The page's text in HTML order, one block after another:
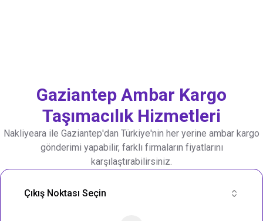
Gaziantep Ambar Kargo
Taşımacılık Hizmetleri
Nakliyeara ile Gaziantep'dan Türkiye'nin her yerine ambar kargo
gönderimi yapabilir, farklı firmaların fiyatlarını
karşılaştırabilirsiniz.
Nakliye Rotası Ara
Çıkış Noktası Seçin